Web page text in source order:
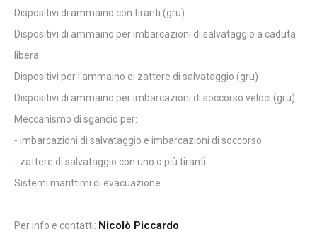
Dispositivi di ammaino con tiranti (gru)
Dispositivi di ammaino per imbarcazioni di salvataggio a caduta
libera
Dispositivi per l'ammaino di zattere di salvataggio (gru)
Dispositivi di ammaino per imbarcazioni di soccorso veloci (gru)
Meccanismo di sgancio per:
- imbarcazioni di salvataggio e imbarcazioni di soccorso
- zattere di salvataggio con uno o più tiranti
Sistemi marittimi di evacuazione
Per info e contatti: Nicolò Piccardo.